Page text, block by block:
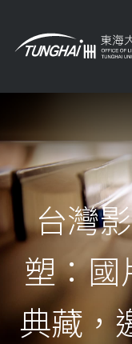
台灣
塑：國
典藏，